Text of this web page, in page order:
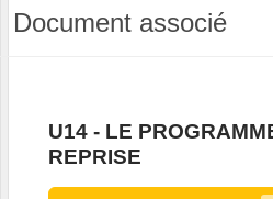
Document associé
U14 - LE
REPRISE